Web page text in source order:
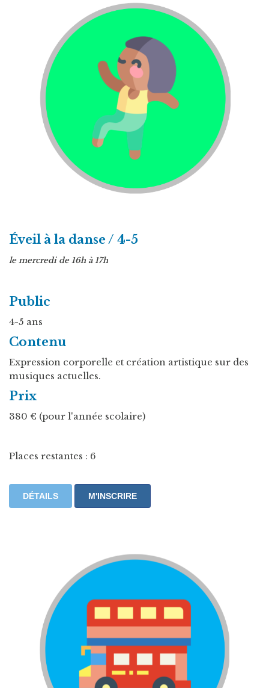
Éveil à la danse / 4-5
le mercredi de 16h à 17h
Public
4-5 ans
Contenu
Expression corporelle et création artistique sur des
musiques actuelles.
Prix
380 € (pour l'année scolaire)
Places restantes : 6
DÉTAILS M'INSCRIRE